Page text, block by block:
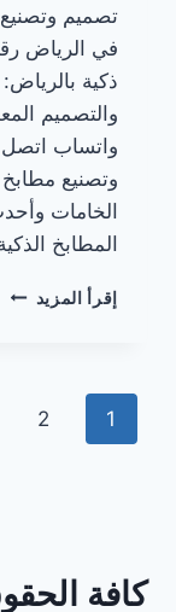
تصميم
ذكية
والتصميم
وتصنيع
الخامات
المطابخ
إقرأ المزيد مطابخ
تنقل
1
2
كافة